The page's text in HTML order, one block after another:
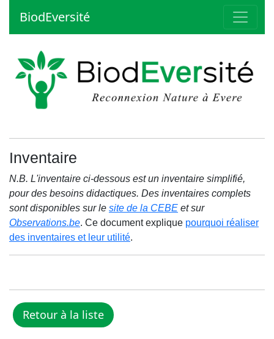
BiodEversité
Inventaire
N.B. L'inventaire ci-dessous est un inventaire simplifié,
pour des besoins didactiques. Des inventaires complets
sont disponibles sur le site de la CEBE et sur
Observations.be. Ce document explique pourquoi réaliser
des inventaires et leur utilité.